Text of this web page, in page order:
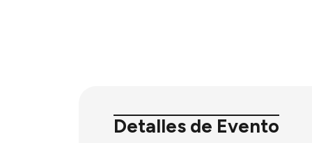
Detalles de Evento